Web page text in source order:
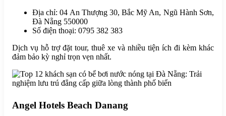
Địa chỉ: 04 An Thượng 30, Bắc Mỹ An, Ngũ Hành Sơn,
Đà Nẵng 550000
Số điện thoại: 0795 382 383
Dịch vụ hỗ trợ đặt tour, thuê xe và nhiều tiện ích đi kèm khác
đảm bảo kỳ nghỉ trọn vẹn nhất.
Angel Hotels Beach Danang